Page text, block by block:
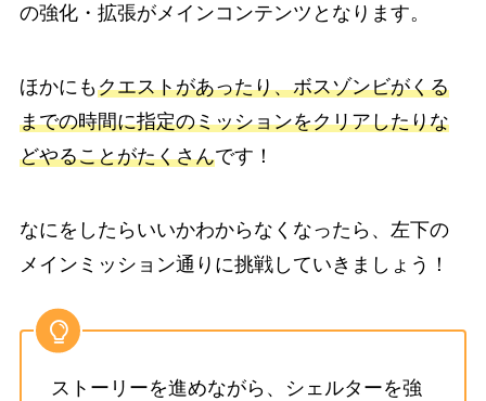
の強化・拡張がメインコンテンツとなります。
ほかにもクエストがあったり、ボスゾンビがくる
までの時間に指定のミッションをクリアしたりな
どやることがたくさんです！
なにをしたらいいかわからなくなったら、左下の
メインミッション通りに挑戦していきましょう！
ストーリーを進めながら、シェルターを強